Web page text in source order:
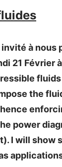
à nous
21 Février
the
power
I will show